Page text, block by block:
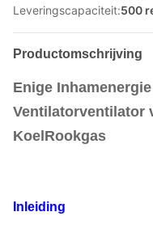
Leveringscapaciteit:500
Productomschrijving
Enige
Ventilatorventilator
KoelRookgas
Inleiding